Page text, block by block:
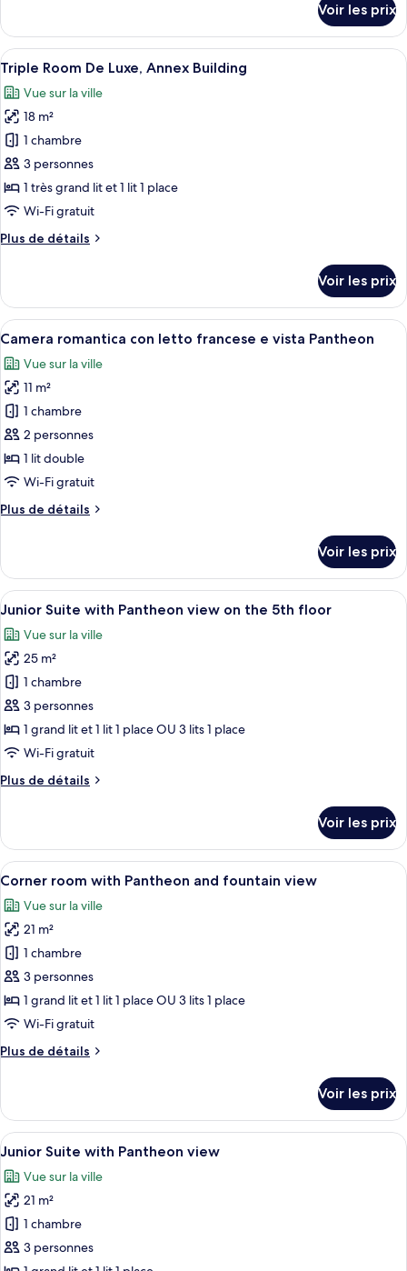
building
with
private
terrace
on
the
fifth
floor
in
the
separate
building
le
type
de
chambre
Quadruple
room
with
private
terrace
on
the
fifth
in
building
Voir les prix
Afficher
toutes
les
photos
pour
ce
type
de
chambre :
Triple
Luxe,
Annex
Building
Une chambre d’hôtel avec un
12
Triple Room De Luxe, Annex Building
Vue sur la ville
18 m²
1 chambre
3 personnes
1 très grand lit et 1 lit 1 place
Wi-Fi gratuit
Plus de détails
Plus
le
type
de
Triple
Room
De
Luxe,
Annex
Building
Voir les prix
Afficher
toutes
les
photos
pour
ce
type
de
chambre :
Camera
letto
francese
e
vista
Pantheon
Une chambre d’hôtel avec un lit, un
15
Camera romantica con letto francese e vista Pantheon
Vue sur la ville
11 m²
1 chambre
2 personnes
1 lit double
Wi-Fi gratuit
Plus de détails
Plus
le
type
de
Camera
romantica
con
letto
francese
e
vista
Pantheon
Voir les prix
Afficher
toutes
les
photos
pour
ce
type
de
chambre :
Junior
Pantheon
view
on
the
5th
floor
Une pièce avec vue sur un
9
Junior Suite with Pantheon view on the 5th floor
Vue sur la ville
25 m²
1 chambre
3 personnes
1 grand lit et 1 lit 1 place OU 3 lits 1 place
Wi-Fi gratuit
Plus de détails
Plus
le
type
de
Junior
Suite
with
Pantheon
view
on
the
5th
Voir les prix
Afficher
toutes
les
photos
pour
ce
type
de
chambre :
Corner
Pantheon
and
fountain
view
Une place publique animée, bordée
14
Corner room with Pantheon and fountain view
Vue sur la ville
21 m²
1 chambre
3 personnes
1 grand lit et 1 lit 1 place OU 3 lits 1 place
Wi-Fi gratuit
Plus de détails
Plus
le
type
de
Corner
room
with
Pantheon
and
fountain
Voir les prix
Afficher
toutes
les
photos
pour
ce
Une chambre d’hôtel moderne
10
Junior Suite with Pantheon view
Vue sur la ville
21 m²
1 chambre
3 personnes